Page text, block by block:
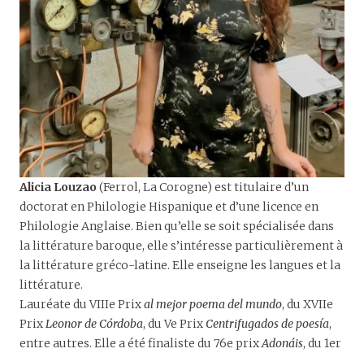
Alicia Louzao (Ferrol, La Corogne) est titulaire d’un
doctorat en Philologie Hispanique et d’une licence en
Philologie Anglaise. Bien qu’elle se soit spécialisée dans
la littérature baroque, elle s’intéresse particulièrement à
la littérature gréco-latine. Elle enseigne les langues et la
littérature.
Lauréate du VIIIe Prixal mejor poema del mundo, du XVIIe
PrixLeonor de Córdoba, du Ve PrixCentrifugados de poesía,
entre autres. Elle a été finaliste du 76e prixAdonáis, du 1er